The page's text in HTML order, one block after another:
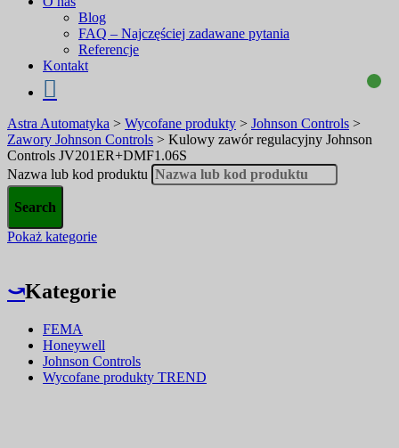
Blog
FAQ – Najczęściej zadawane pytania
Referencje
Kontakt
Astra Automatyka > Wycofane produkty > Johnson Controls >
Zawory Johnson Controls > Kulowy zawór regulacyjny Johnson
Controls JV201ER+DMF1.06S
Nazwa lub kod produktu
Pokaż kategorie
⤻Kategorie
FEMA
Honeywell
Johnson Controls
Wycofane produkty TREND